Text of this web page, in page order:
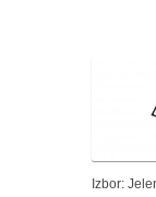
Izbor: